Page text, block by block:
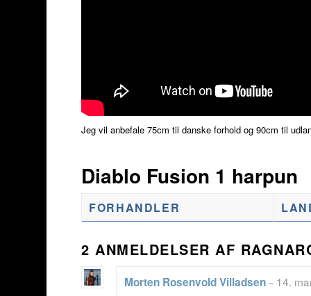
Jeg vil anbefale 75cm til danske forhold og 90cm til
Diablo Fusion 1 harpun
FORHANDLER
2 ANMELDELSER AF
Morten Rosenvold Villadsen– 14.